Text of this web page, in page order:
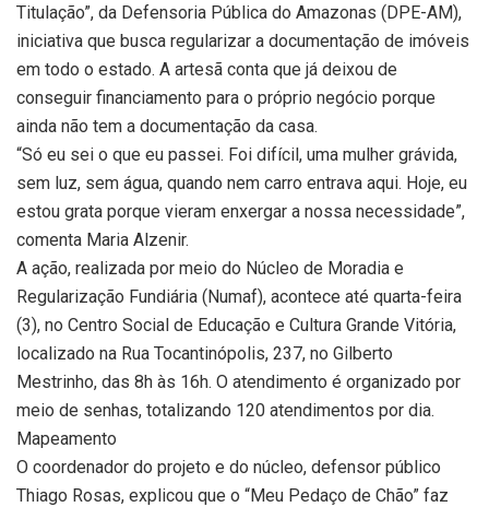
Titulação”, da Defensoria Pública do Amazonas (DPE-AM),
iniciativa que busca regularizar a documentação de imóveis
em todo o estado. A artesã conta que já deixou de
conseguir financiamento para o próprio negócio porque
ainda não tem a documentação da casa.
“Só eu sei o que eu passei. Foi difícil, uma mulher grávida,
sem luz, sem água, quando nem carro entrava aqui. Hoje, eu
estou grata porque vieram enxergar a nossa necessidade”,
comenta Maria Alzenir.
A ação, realizada por meio do Núcleo de Moradia e
Regularização Fundiária (Numaf), acontece até quarta-feira
(3), no Centro Social de Educação e Cultura Grande Vitória,
localizado na Rua Tocantinópolis, 237, no Gilberto
Mestrinho, das 8h às 16h. O atendimento é organizado por
meio de senhas, totalizando 120 atendimentos por dia.
Mapeamento
O coordenador do projeto e do núcleo, defensor público
Thiago Rosas, explicou que o “Meu Pedaço de Chão” faz